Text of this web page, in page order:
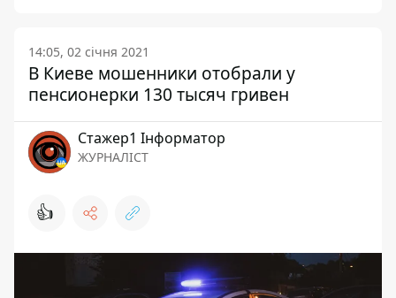
14:05, 02 січня 2021
В Киеве мошенники отобрали у
пенсионерки 130 тысяч гривен
Стажер1 Інформатор
ЖУРНАЛІСТ
👍